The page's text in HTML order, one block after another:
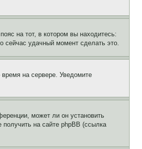
на тот, в котором вы находитесь:
сейчас удачный момент сделать это.
время на сервере. Уведомите
может ли он установить
на сайте phpBB (ссылка